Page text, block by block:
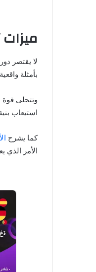
لا يقتصر
بأمثلة
وتتجلى قوة
استيعاب
كما يشرح
الأمر